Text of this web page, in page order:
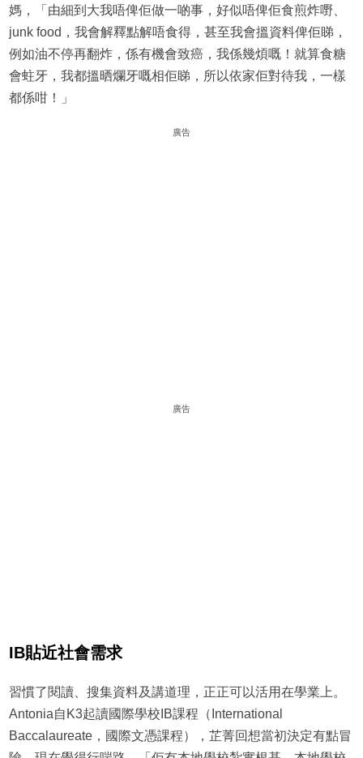
媽，「由細到大我唔俾佢做一啲事，好似唔俾佢食煎炸嘢、
junk food，我會解釋點解唔食得，甚至我會搵資料俾佢睇，
例如油不停再翻炸，係有機會致癌，我係幾煩嘅！就算食糖
會蛀牙，我都搵晒爛牙嘅相佢睇，所以依家佢對待我，一樣
都係咁！」
廣告
廣告
IB貼近社會需求
習慣了閱讀、搜集資料及講道理，正正可以活用在學業上。
Antonia自K3起讀國際學校IB課程（International
Baccalaureate，國際文憑課程），芷菁回想當初決定有點冒